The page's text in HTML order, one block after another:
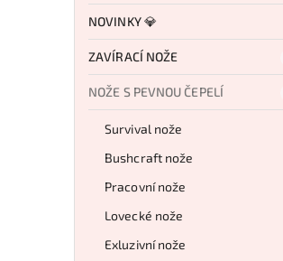
NOVINKY 💎
ZAVÍRACÍ NOŽE
NOŽE S PEVNOU ČEPELÍ
Survival nože
Bushcraft nože
Pracovní nože
Lovecké nože
Exluzivní nože